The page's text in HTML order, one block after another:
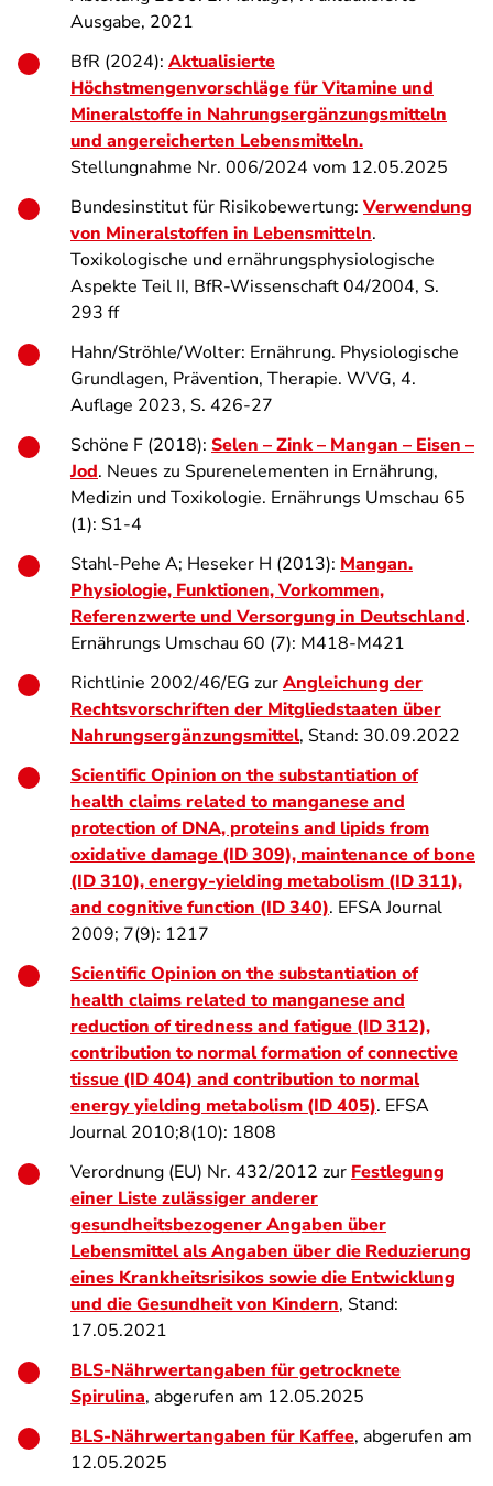
Ausgabe, 2021
BfR (2024): Aktualisierte
Höchstmengenvorschläge für Vitamine und
Mineralstoffe in Nahrungsergänzungsmitteln
und angereicherten Lebensmitteln.
Stellungnahme Nr. 006/2024 vom 12.05.2025
Bundesinstitut für Risikobewertung: Verwendung
von Mineralstoffen in Lebensmitteln.
Toxikologische und ernährungsphysiologische
Aspekte Teil II, BfR-Wissenschaft 04/2004, S.
293 ff
Hahn/Ströhle/Wolter: Ernährung. Physiologische
Grundlagen, Prävention, Therapie. WVG, 4.
Auflage 2023, S. 426-27
Schöne F (2018): Selen – Zink – Mangan – Eisen –
Jod. Neues zu Spurenelementen in Ernährung,
Medizin und Toxikologie. Ernährungs Umschau 65
(1): S1-4
Stahl-Pehe A; Heseker H (2013): Mangan.
Physiologie, Funktionen, Vorkommen,
Referenzwerte und Versorgung in Deutschland.
Ernährungs Umschau 60 (7): M418-M421
Richtlinie 2002/46/EG zurAngleichung der
Rechtsvorschriften der Mitgliedstaaten über
Nahrungsergänzungsmittel, Stand: 30.09.2022
Scientific Opinion on the substantiation of
health claims related to manganese and
protection of DNA, proteins and lipids from
oxidative damage (ID 309), maintenance of bone
(ID 310), energy-yielding metabolism (ID 311),
and cognitive function (ID 340). EFSA Journal
2009; 7(9): 1217
Scientific Opinion on the substantiation of
health claims related to manganese and
reduction of tiredness and fatigue (ID 312),
contribution to normal formation of connective
tissue (ID 404) and contribution to normal
energy yielding metabolism (ID 405). EFSA
Journal 2010;8(10): 1808
Verordnung (EU) Nr. 432/2012 zur Festlegung
einer Liste zulässiger anderer
gesundheitsbezogener Angaben über
Lebensmittel als Angaben über die Reduzierung
eines Krankheitsrisikos sowie die Entwicklung
und die Gesundheit von Kindern, Stand:
17.05.2021
BLS-Nährwertangaben für getrocknete
Spirulina, abgerufen am 12.05.2025
BLS-Nährwertangaben für Kaffee, abgerufen am
12.05.2025